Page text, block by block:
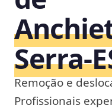
Remoção e
Profissionais